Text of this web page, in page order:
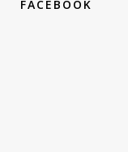
FACEBOOK